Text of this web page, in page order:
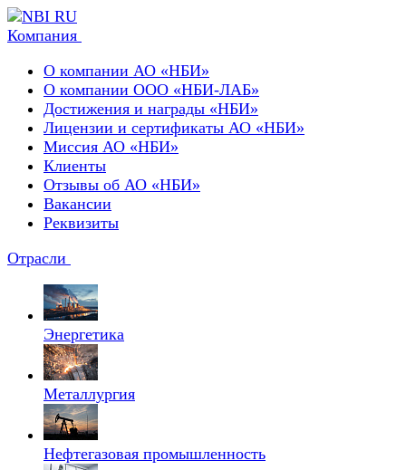
Компания
О компании АО «НБИ»
О компании ООО «НБИ-ЛАБ»
Достижения и награды «НБИ»
Лицензии и сертификаты АО «НБИ»
Миссия АО «НБИ»
Клиенты
Отзывы об АО «НБИ»
Вакансии
Реквизиты
Отрасли
Энергетика
Металлургия
Нефтегазовая промышленность